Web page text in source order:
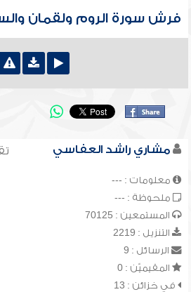
فرش سورة الروم ولقمان
مشاري راشد العفاسي
معلومات : ---
ملحوظة : ---
المستمعين : 70125
التنزيل : 2219
الرسائل : 9
المقيميّن : 0
في خزائن : 13